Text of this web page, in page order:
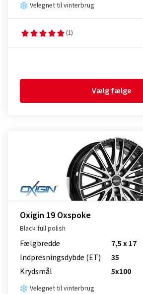
Velegnet til vinterbrug
(1)
Vælg fælge
Oxigin 19 Oxspoke
Black full polish
Fælgbredde
7,5 x 17
Indpresnings­dybde (ET)
35
Krydsmål
5x100
Velegnet til vinterbrug